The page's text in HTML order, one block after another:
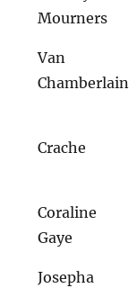
Mourners
Van
Chamberlain
Crache
Coraline
Gaye
Josepha